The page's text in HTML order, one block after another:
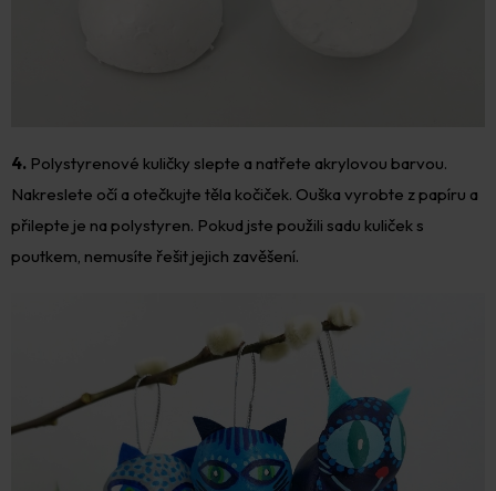
4. Polystyrenové kuličky slepte a natřete akrylovou barvou.
Nakreslete očí a otečkujte těla kočiček. Ouška vyrobte z papíru a
přilepte je na polystyren. Pokud jste použili sadu kuliček s
poutkem, nemusíte řešit jejich zavěšení.